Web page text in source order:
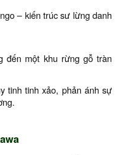
– kiến trúc sư lừng danh
đến một khu rừng gỗ tràn
tinh tinh xảo, phản ánh sự